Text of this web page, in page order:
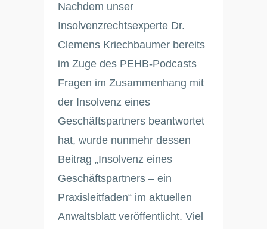
Nachdem unser
Insolvenzrechtsexperte Dr.
Clemens Kriechbaumer bereits
im Zuge des PEHB-Podcasts
Fragen im Zusammenhang mit
der Insolvenz eines
Geschäftspartners beantwortet
hat, wurde nunmehr dessen
Beitrag „Insolvenz eines
Geschäftspartners – ein
Praxisleitfaden“ im aktuellen
Anwaltsblatt veröffentlicht. Viel